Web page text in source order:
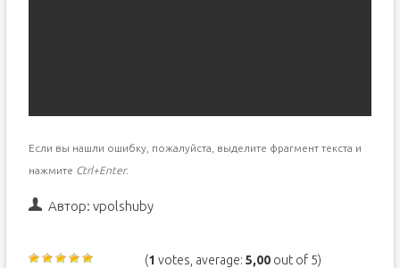
Если вы нашли ошибку, пожалуйста, выделите фрагмент текста и
нажмите Ctrl+Enter.
Автор: vpolshuby
(1 votes, average:5,00 out of 5)